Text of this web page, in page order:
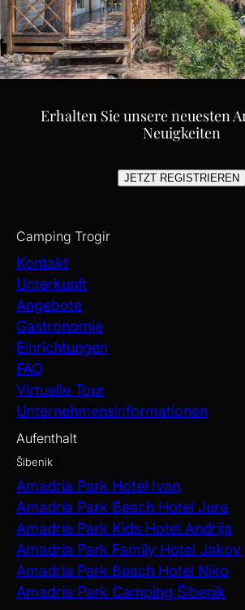
Erhalten Sie unsere neuesten
Neuigkeiten
JETZT REGISTRIEREN
Camping Trogir
Kontakt
Unterkunft
Angebote
Gastronomie
Einrichtungen
FAQ
Virtuelle Tour
Unternehmensinformationen
Aufenthalt
Šibenik
Amadria Park Hotel Ivan
Amadria Park Beach Hotel Jure
Amadria Park Kids Hotel Andrija
Amadria Park Family Hotel Jakov
Amadria Park Beach Hotel Niko
Amadria Park Camping Šibenik